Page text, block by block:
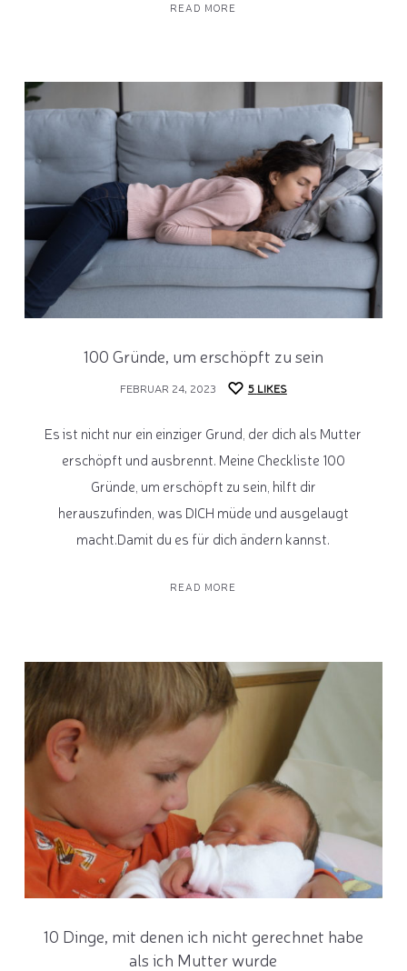
READ MORE
100 Gründe, um erschöpft zu sein
FEBRUAR 24, 2023 5 LIKES
Es ist nicht nur ein einziger Grund, der dich als Mutter
erschöpft und ausbrennt. Meine Checkliste 100
Gründe, um erschöpft zu sein, hilft dir
herauszufinden, was DICH müde und ausgelaugt
macht.Damit du es für dich ändern kannst.
READ MORE
10 Dinge, mit denen ich nicht gerechnet habe
als ich Mutter wurde